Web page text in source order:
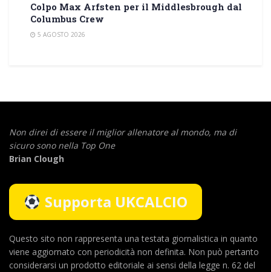
Colpo Max Arfsten per il Middlesbrough dal
Columbus Crew
5 AGOSTO 2026
Non direi di essere il miglior allenatore al mondo, ma di
sicuro sono nella Top One
Brian Clough
Supporta UKCALCIO
Questo sito non rappresenta una testata giornalistica in quanto
viene aggiornato con periodicità non definita. Non può pertanto
considerarsi un prodotto editoriale ai sensi della legge n. 62 del